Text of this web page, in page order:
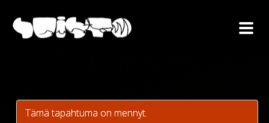
Tämä tapahtuma on mennyt.